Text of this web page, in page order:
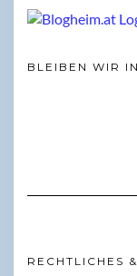
BLEIBEN WIR
RECHTLICHES